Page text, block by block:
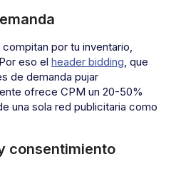
por tu inventario,
eso el header bidding, que
de demanda pujar
ofrece CPM un 20-50%
una sola red publicitaria como
consentimiento